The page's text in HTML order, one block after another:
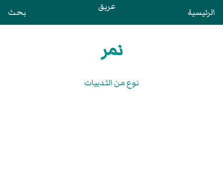
الرئيسية عريق بحث
نمر
نوع من الثدييات